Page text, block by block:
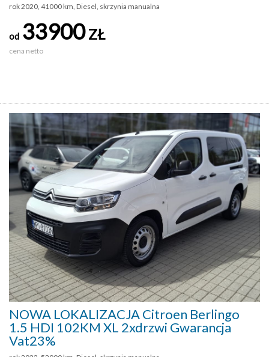
rok 2020, 41000 km, Diesel, skrzynia manualna
od 33900ZŁ
cena netto
NOWA LOKALIZACJA Citroen Berlingo
1.5 HDI 102KM XL 2xdrzwi Gwarancja
Vat23%